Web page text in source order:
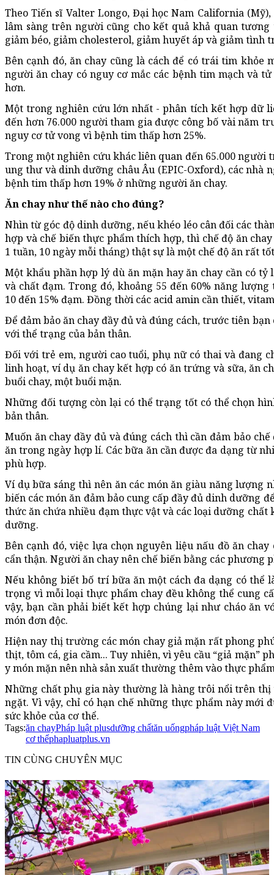
Theo Tiến sĩ Valter Longo, Đại học Nam California
lâm sàng trên người cũng cho kết quả khả quan
giảm béo, giảm cholesterol, giảm huyết áp và giảm tình
Bên cạnh đó, ăn chay cũng là cách để có trái tim khỏe
người ăn chay có nguy cơ mắc các bệnh tim mạch và
hơn.
Một trong nghiên cứu lớn nhất - phân tích kết hợp dữ
đến hơn 76.000 người tham gia được công bố vài năm
nguy cơ tử vong vì bệnh tim thấp hơn 25%.
Trong một nghiên cứu khác liên quan đến 65.000
ung thư và dinh dưỡng châu Âu (EPIC-Oxford), các nhà
bệnh tim thấp hơn 19% ở những người ăn chay.
Ăn chay như thế nào cho đúng?
Nhìn từ góc độ dinh dưỡng, nếu khéo léo cân đối các
hợp và chế biến thực phẩm thích hợp, thì chế độ ăn
1 tuần, 10 ngày mỗi tháng) thật sự là một chế độ ăn rất
Một khẩu phần hợp lý dù ăn mặn hay ăn chay cần có
và chất đạm. Trong đó, khoảng 55 đến 60% năng
10 đến 15% đạm. Đồng thời các acid amin cần thiết,
Để đảm bảo ăn chay đầy đủ và đúng cách, trước tiên
với thể trạng của bản thân.
Đối với trẻ em, người cao tuổi, phụ nữ có thai và đang
linh hoạt, ví dụ ăn chay kết hợp có ăn trứng và sữa, ăn
buổi chay, một buổi mặn.
Những đối tượng còn lại có thể trạng tốt có thể chọn
bản thân.
Muốn ăn chay đầy đủ và đúng cách thì cần đảm bảo
ăn trong ngày hợp lí. Các bữa ăn cần được đa dạng từ
phù hợp.
Ví dụ bữa sáng thì nên ăn các món ăn giàu năng lượng
biến các món ăn đảm bảo cung cấp đầy đủ dinh dưỡng
thức ăn chứa nhiều đạm thực vật và các loại dưỡng chất
dưỡng.
Bên cạnh đó, việc lựa chọn nguyên liệu nấu đồ ăn
cẩn thận. Người ăn chay nên chế biến bằng các phương
Nếu không biết bố trí bữa ăn một cách đa dạng có thể
trọng vì mỗi loại thực phẩm chay đều không thể cung
vậy, bạn cần phải biết kết hợp chúng lại như cháo ăn
món đơn độc.
Hiện nay thị trường các món chay giả mặn rất phong
thịt, tôm cá, gia cầm... Tuy nhiên, vì yêu cầu “giả mặn”
y món mặn nên nhà sản xuất thường thêm vào thực
Những chất phụ gia này thường là hàng trôi nổi trên
ngặt. Vì vậy, chỉ có hạn chế những thực phẩm này mới
sức khỏe của cơ thể.
Tags:ăn chayPháp luật plusdưỡng chấtăn uốngpháp luật Việt Nam
cơ thểphapluatplus.vn
TIN CÙNG CHUYÊN MỤC